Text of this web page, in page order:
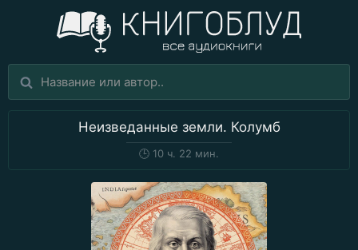
Неизведанные земли. Колумб
🕒 10 ч. 22 мин.